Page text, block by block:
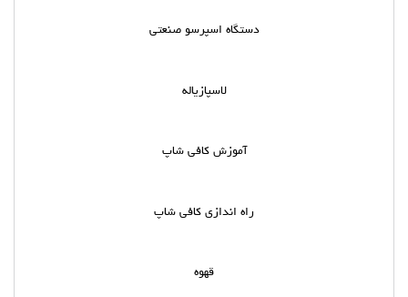
دستگاه اسپرسو صنعتی
لاسپازیاله
آموزش کافی شاپ
راه اندازی کافی شاپ
قهوه